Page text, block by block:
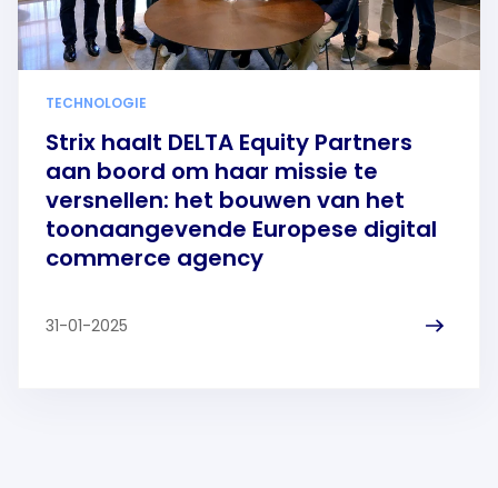
TECHNOLOGIE
Strix haalt DELTA Equity Partners
aan boord om haar missie te
versnellen: het bouwen van het
toonaangevende Europese digital
commerce agency
31-01-2025